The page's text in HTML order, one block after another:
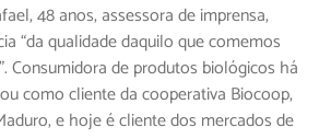
48 anos, assessora de imprensa,
“da qualidade daquilo que comemos
Consumidora de produtos biológicos há
como cliente da cooperativa Biocoop,
e hoje é cliente dos mercados de